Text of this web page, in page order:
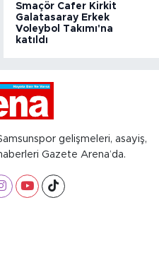
Smaçör Cafer Kirkit
Galatasaray Erkek
Voleybol Takımı'na
katıldı
gelişmeleri, asayiş,
Gazete Arena’da.